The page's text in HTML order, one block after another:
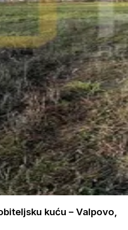
kuću – Valpovo,